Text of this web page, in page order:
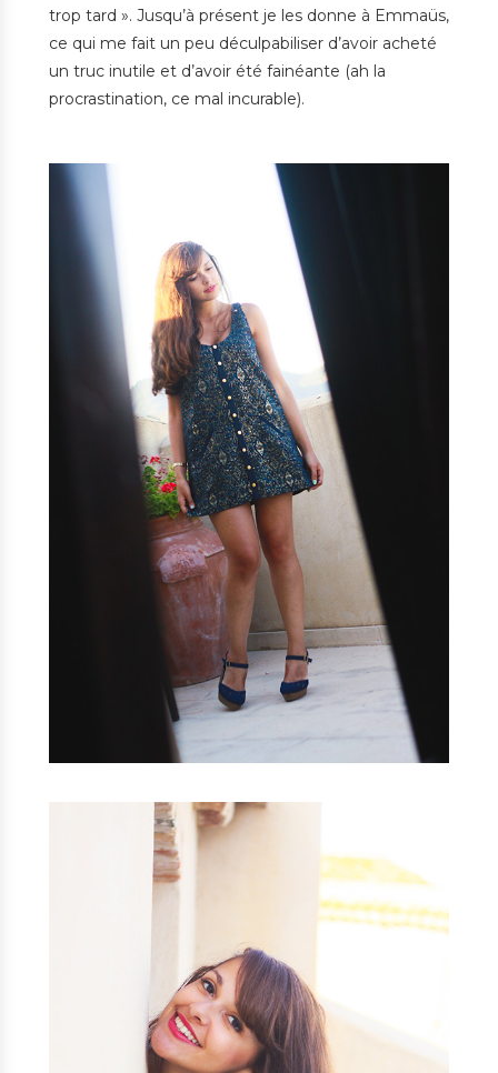
trop tard ». Jusqu’à présent je les donne à Emmaüs,
ce qui me fait un peu déculpabiliser d’avoir acheté
un truc inutile et d’avoir été fainéante (ah la
procrastination, ce mal incurable).